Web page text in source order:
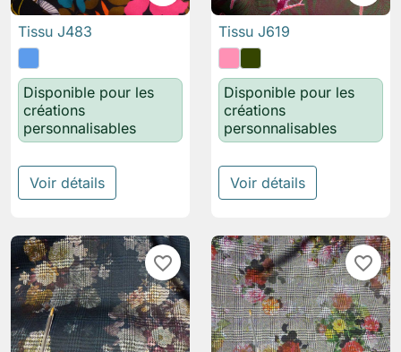
Tissu J483
Disponible pour les
créations
personnalisables
Voir détails
Tissu J619
Disponible pour les
créations
personnalisables
Voir détails
favorite_border favorite_border